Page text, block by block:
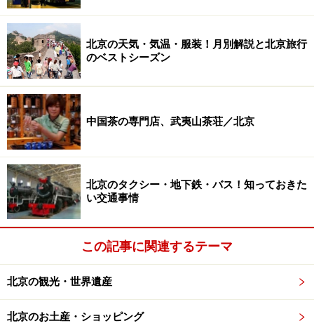
稲香村（ダオシャンツン）は
屋店です。その歴史はとても長く、長江南域から来た商
人達が清朝1895年、北京の前門に南方菓子の店を出した
のがはじまりです。その後、内乱の影響で1926年に閉
店。それから約60年後の1984年に復活して今に至りま
す。
稲香村のお菓子は、月餅や起子【金莫】といった伝統的
な中華菓子を主体に、バタークリームやドライフルーツ
を使った中華風洋菓子など種類が豊富。洋菓子系もどこ
か懐かしい味なのですが、日本人には、やっぱり伝統中
華菓子が人気。中華菓子は、烏龍茶やジャスミンティな
に引き立ちます。
北京の天気・気温・服装！月別解説と北京旅行
のベストシーズン
中国茶の専門店、武夷山茶荘／北京
北京のタクシー・地下鉄・バス！知っておきた
い交通事情
この記事に関連するテーマ
北京の観光・世界遺産
北京のお土産・ショッピング